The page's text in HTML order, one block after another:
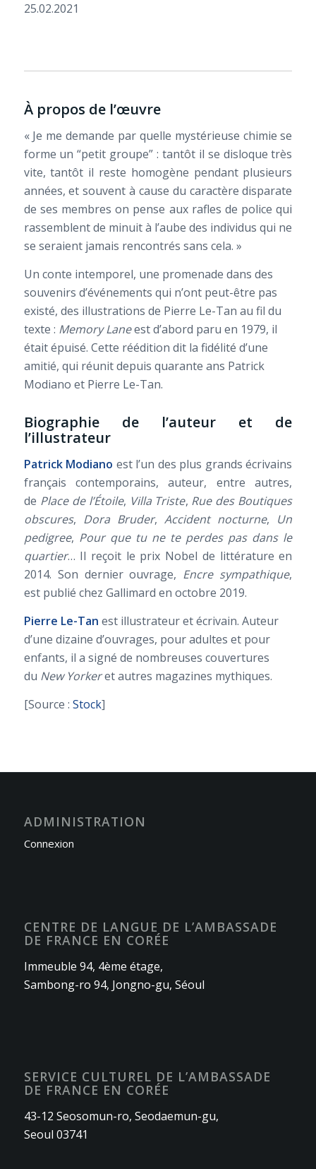
25.02.2021
À propos de l’œuvre
« Je me demande par quelle mystérieuse chimie se
forme un “petit groupe” : tantôt il se disloque très
vite, tantôt il reste homogène pendant plusieurs
années, et souvent à cause du caractère disparate
de ses membres on pense aux rafles de police qui
rassemblent de minuit à l’aube des individus qui ne
se seraient jamais rencontrés sans cela. »
Un conte intemporel, une promenade dans des
souvenirs d’événements qui n’ont peut-être pas
existé, des illustrations de Pierre Le-Tan au fil du
texte : Memory Laneest d’abord paru en 1979, il
était épuisé. Cette réédition dit la fidélité d’une
amitié, qui réunit depuis quarante ans Patrick
Modiano et Pierre Le-Tan.
Biographie de l’auteur et de
l’illustrateur
Patrick Modiano est l’un des plus grands écrivains
français contemporains, auteur, entre autres,
de Place de l’Étoile, Villa Triste, Rue des Boutiques
obscures, Dora Bruder,Accident nocturne, Un
pedigree, Pour que tu ne te perdes pas dans le
quartier… Il reçoit le prix Nobel de littérature en
2014. Son dernier ouvrage, Encre sympathique,
est publié chez Gallimard en octobre 2019.
Pierre Le-Tan est illustrateur et écrivain. Auteur
d’une dizaine d’ouvrages, pour adultes et pour
enfants, il a signé de nombreuses couvertures
du New Yorkeret autres magazines mythiques.
[Source : Stock]
ADMINISTRATION
Connexion
CENTRE DE LANGUE DE L’AMBASSADE
DE FRANCE EN CORÉE
Immeuble 94, 4ème étage,
Sambong-ro 94, Jongno-gu, Séoul
SERVICE CULTUREL DE L’AMBASSADE
DE FRANCE EN CORÉE
43-12 Seosomun-ro, Seodaemun-gu,
Seoul 03741